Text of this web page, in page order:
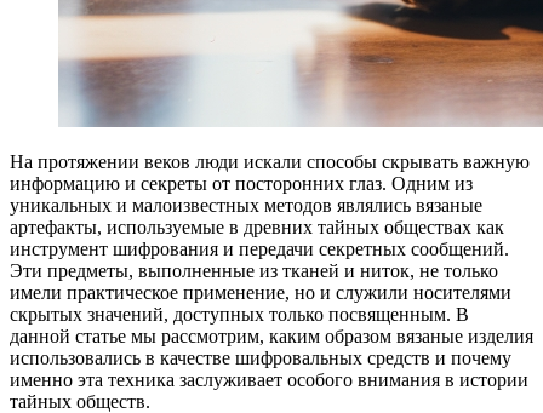
На протяжении веков люди искали способы скрывать важную
информацию и секреты от посторонних глаз. Одним из
уникальных и малоизвестных методов являлись вязаные
артефакты, используемые в древних тайных обществах как
инструмент шифрования и передачи секретных сообщений.
Эти предметы, выполненные из тканей и ниток, не только
имели практическое применение, но и служили носителями
скрытых значений, доступных только посвященным. В
данной статье мы рассмотрим, каким образом вязаные изделия
использовались в качестве шифровальных средств и почему
именно эта техника заслуживает особого внимания в истории
тайных обществ.